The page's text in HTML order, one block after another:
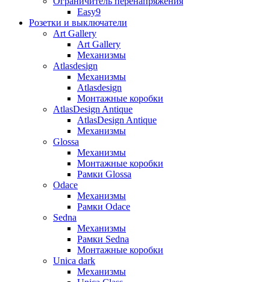
Easy9
Розетки и выключатели
Art Gallery
Art Gallery
Механизмы
Atlasdesign
Механизмы
Atlasdesign
Монтажные коробки
AtlasDesign Antique
AtlasDesign Antique
Механизмы
Glossa
Механизмы
Монтажные коробки
Рамки Glossa
Odace
Механизмы
Рамки Odace
Sedna
Механизмы
Рамки Sedna
Монтажные коробки
Unica dark
Механизмы